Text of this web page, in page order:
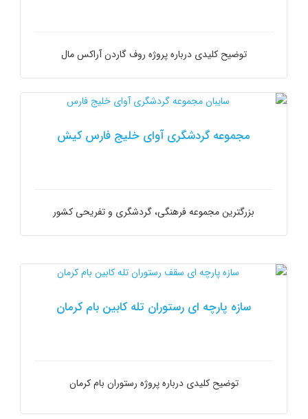
توضیح کلیدی درباره پروژه روف گاردن آراکس مال
مجموعه گردشگری آوای خلیج فارس کیش
بزرگترین مجموعه فرهنگی، گردشگری و تفریحی کشور
سازه پارچه ای رستوران تله کابین بام کرمان
توضیح کلیدی درباره پروژه رستوران بام کرمان